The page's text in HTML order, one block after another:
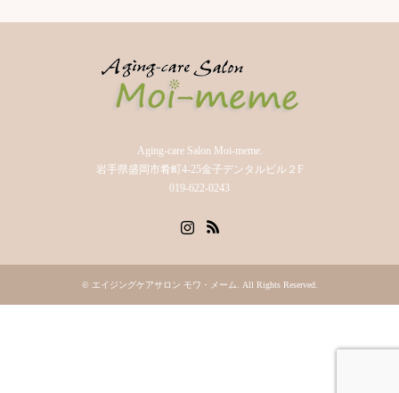
Aging-care Salon Moi-meme.
岩手県盛岡市肴町4-25金子デンタルビル２F
019-622-0243
© エイジングケアサロン モワ・メーム . All Rights Reserved.